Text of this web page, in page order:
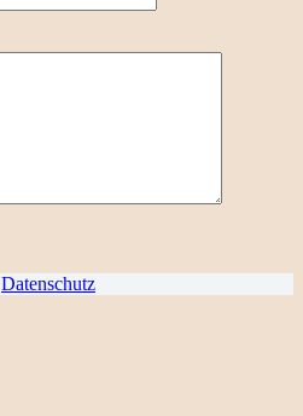
Datenschutz